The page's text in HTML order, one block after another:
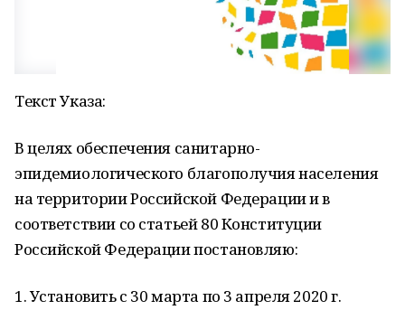
Текст Указа:
В целях обеспечения санитарно-
эпидемиологического благополучия населения
на территории Российской Федерации и в
соответствии со статьей 80 Конституции
Российской Федерации постановляю:
1. Установить с 30 марта по 3 апреля 2020 г.